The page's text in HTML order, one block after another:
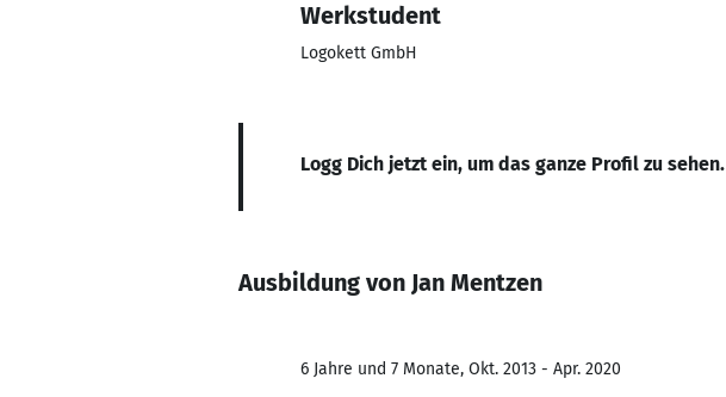
Werkstudent
Logokett GmbH
Logg Dich jetzt ein, um das ganze Profil zu sehen.
Ausbildung von Jan Mentzen
6 Jahre und 7 Monate, Okt. 2013 - Apr. 2020